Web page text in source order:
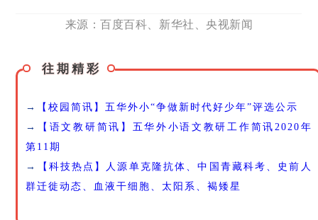
来源：百度百科、新华社、央视新闻
往期精彩
→
【校园简讯】五华外小“争做新时代好少年”评选公示
→
【语文教研简讯】五华外小语文教研工作简讯2020年
第11期
→
【科技热点】人源单克隆抗体、中国青藏科考、史前人
群迁徙动态、血液干细胞、太阳系、褐矮星